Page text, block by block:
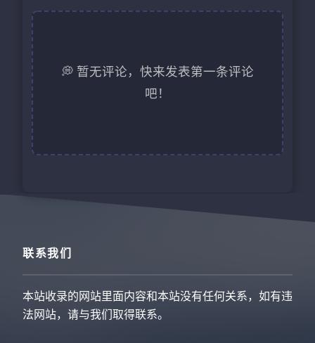
💭 暂无评论，快来发表第一条评论
吧！
联系我们
本站收录的网站里面内容和本站没有任何关系，如有违
法网站，请与我们取得联系。